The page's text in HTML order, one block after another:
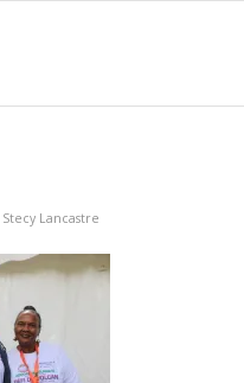
Stecy Lancastre